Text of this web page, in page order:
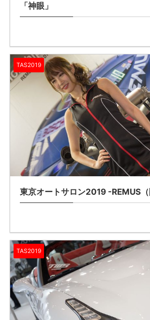
「神眼」
TAS2019
東京オートサロン2019 -REMUS（
TAS2019